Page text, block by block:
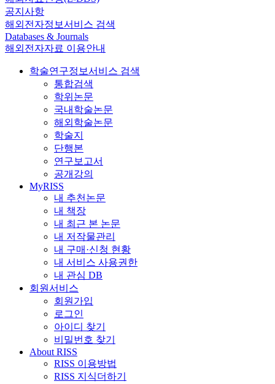
공지사항
해외전자정보서비스 검색
Databases & Journals
해외전자자료 이용안내
학술연구정보서비스 검색
통합검색
학위논문
국내학술논문
해외학술논문
학술지
단행본
연구보고서
공개강의
MyRISS
내 추천논문
내 책장
내 최근 본 논문
내 저작물관리
내 구매·신청 현황
내 서비스 사용권한
내 관심 DB
회원서비스
회원가입
로그인
아이디 찾기
비밀번호 찾기
About RISS
RISS 이용방법
RISS 지식더하기